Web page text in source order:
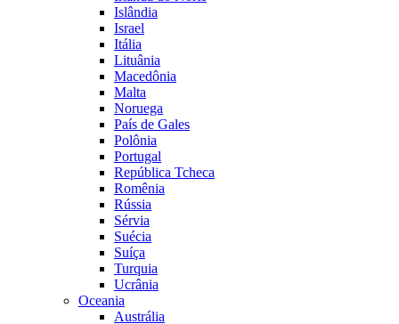
Islândia
Israel
Itália
Lituânia
Macedônia
Malta
Noruega
País de Gales
Polônia
Portugal
República Tcheca
Romênia
Rússia
Sérvia
Suécia
Suíça
Turquia
Ucrânia
Oceania
Austrália